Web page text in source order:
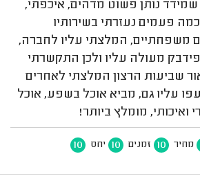
נותן פשוט מדהים, איכפתי,
כמה פעמים נעזרתי בשירותיו
משפחתיים, המלצתי עליו לחברה,
מעולה עליו ולכן התקשרתי
שביעות הרצון המלצתי לאחרים
עליו גם, מביא אוכל בשפע, אוכל
ואיכותי, מומלץ ביותר!
מחיר 10 זמנים 10 יחס 10